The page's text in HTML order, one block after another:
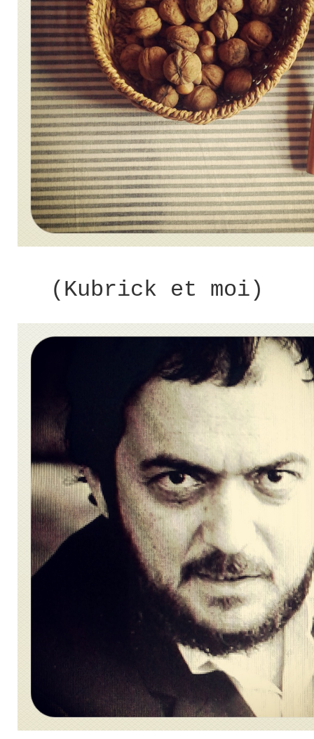
(Kubrick et moi)